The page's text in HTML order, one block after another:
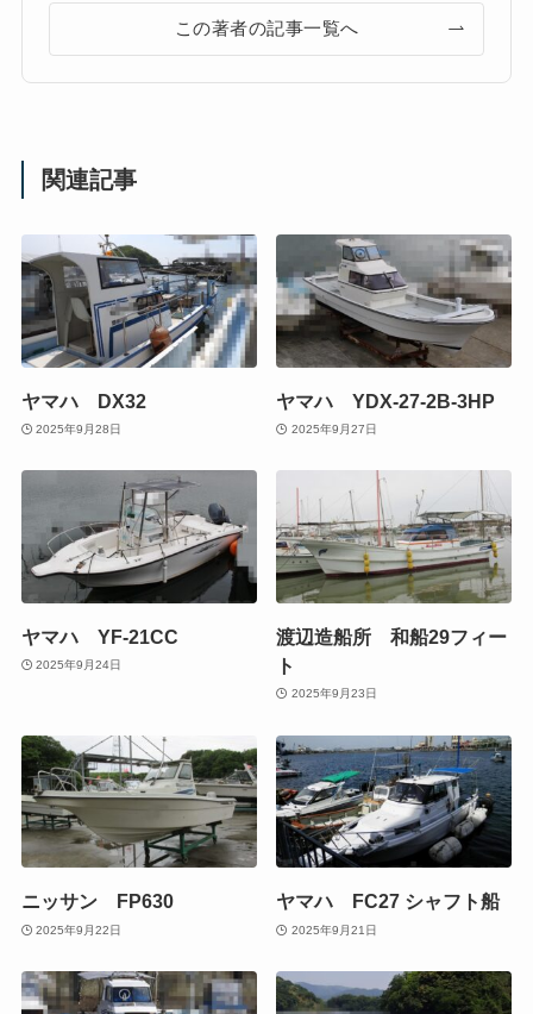
この著者の記事一覧へ
関連記事
ヤマハ DX32
2025年9月28日
ヤマハ YDX-27-2B-3HP
2025年9月27日
ヤマハ YF-21CC
2025年9月24日
渡辺造船所 和船29フィー
ト
2025年9月23日
ニッサン FP630
2025年9月22日
ヤマハ FC27 シャフト船
2025年9月21日